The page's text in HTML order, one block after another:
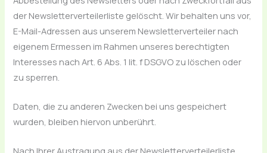
der Newsletterverteilerliste gelöscht. Wir behalten uns vor,
E-Mail-Adressen aus unserem Newsletterverteiler nach
eigenem Ermessen im Rahmen unseres berechtigten
Interesses nach Art. 6 Abs. 1 lit. f DSGVO zu löschen oder
zu sperren.
Daten, die zu anderen Zwecken bei uns gespeichert
wurden, bleiben hiervon unberührt.